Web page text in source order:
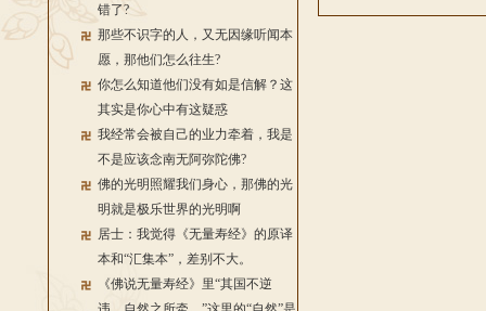
错了?
那些不识字的人，又无因缘听闻本
愿，那他们怎么往生?
你怎么知道他们没有如是信解？这
其实是你心中有这疑惑
我经常会被自己的业力牵着，我是
不是应该念南无阿弥陀佛?
佛的光明照耀我们身心，那佛的光
明就是极乐世界的光明啊
居士：我觉得《无量寿经》的原译
本和“汇集本”，差别不大。
《佛说无量寿经》里“其国不逆